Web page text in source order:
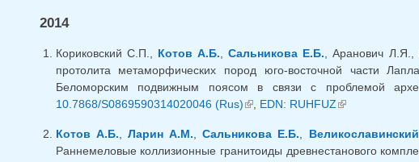
2014
Кориковский С.П., Котов А.Б.,Сальникова Е.Б., Аранович
протолита метаморфических пород юго-восточной части
Беломорским подвижным поясом в связи с проблемой
10.7868/S0869590314020046 (Rus)(внешняя ссылка)
, EDN: RUHFUZ(внешняя
Котов А.Б., Ларин А.М.,Сальникова Е.Б.,
Раннемеловые коллизионные гранитоиды древнестанового